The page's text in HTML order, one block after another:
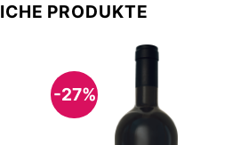
PRODUKTE
-27%